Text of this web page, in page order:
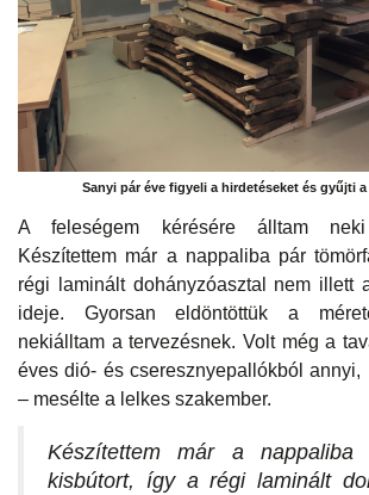
Sanyi pár éve figyeli a hirdetéseket és gyűjti
A feleségem kérésére álltam
Készítettem már a nappaliba pár
régi laminált dohányzóasztal nem illett
ideje. Gyorsan eldöntöttük a
nekiálltam a tervezésnek. Volt még a
éves dió- és cseresznyepallókból annyi,
– mesélte a lelkes szakember.
Készítettem már a nappaliba
kisbútort, így a régi laminált